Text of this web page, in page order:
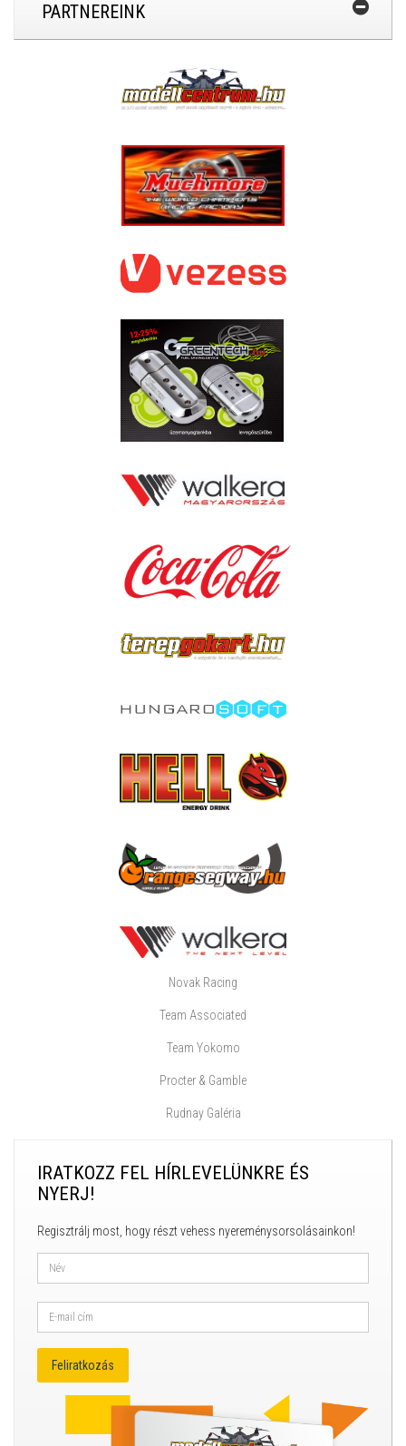
PARTNEREINK
Novak Racing
Team Associated
Team Yokomo
Procter & Gamble
Rudnay Galéria
IRATKOZZ FEL HÍRLEVELÜNKRE ÉS
NYERJ!
Regisztrálj most, hogy részt vehess nyereménysorsolásainkon!